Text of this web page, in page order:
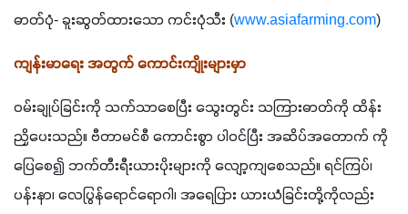
ဓာတ်ပုံ- ခူးဆွတ်ထားသော ကင်းပုံသီး (www.asiafarming.com)
ကျန်းမာရေး အတွက် ကောင်းကျိုးများမှာ
ဝမ်းချုပ်ခြင်းကို သက်သာစေပြီး သွေးတွင်း သကြားဓာတ်ကို ထိန်း
ညှိပေးသည်။ ဗီတာမင်စီ ကောင်းစွာ ပါဝင်ပြီး အဆိပ်အတောက် ကို
ပြေစေ၍ ဘက်တီးရီးယားပိုးများကို လျော့ကျစေသည်။ ရင်ကြပ်၊
ပန်းနာ၊ လေပြွန်ရောင်ရောဂါ၊ အရေပြား ယားယံခြင်းတို့ကိုလည်း